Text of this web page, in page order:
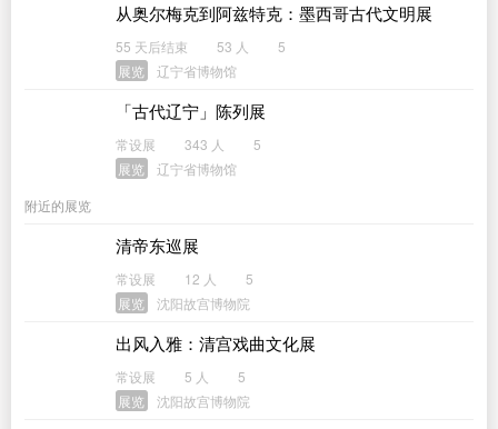
从奥尔梅克到阿兹特克：墨西哥古代文明展
55 天后结束 53 人
5
展览
辽宁省博物馆
「古代辽宁」陈列展
常设展 343 人
5
展览
辽宁省博物馆
附近的展览
清帝东巡展
常设展 12 人
5
展览
沈阳故宫博物院
出风入雅：清宫戏曲文化展
常设展 5 人
5
展览
沈阳故宫博物院